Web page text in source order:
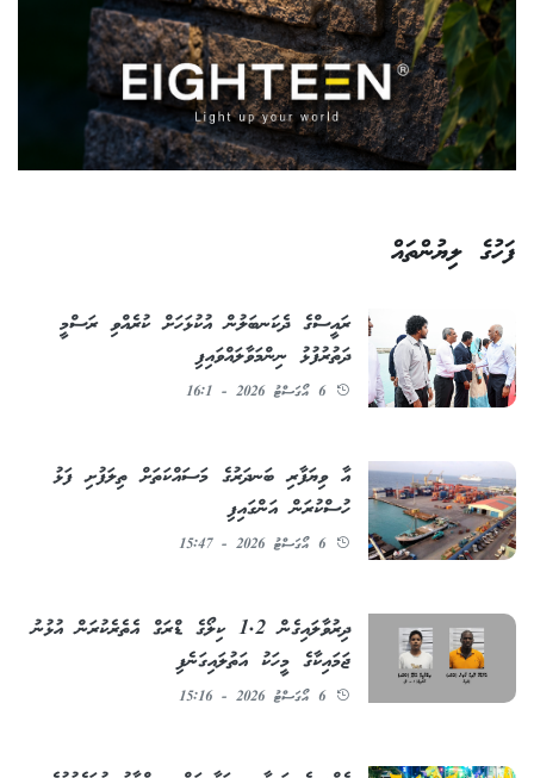
ފަހުގެ ލިޔުންތައް
ރައީސްގެ ދެކަނބަލުން އުކުޅަހަށް ކުރެއްވި ރަސްމީ
ދަތުރުފުޅު ނިންމަވާލައްވައިފި
6 އޯގަސްޓު 2026 - 16:1
އާ ވިޔަފާރި ބަނދަރުގެ މަސައްކަތަށް ތިލަފުށި ފަޅު
ހުސްކުރަން އަންގައިފި
6 އޯގަސްޓު 2026 - 15:47
ދިރުވާލައިގެން 1.2 ކިލޯގެ ޑްރަގް އެތެރެކުރަން އުޅުނު
ޖަމައިކާގެ މީހަކު އަތުލައިގަނެފި
6 އޯގަސްޓު 2026 - 15:16